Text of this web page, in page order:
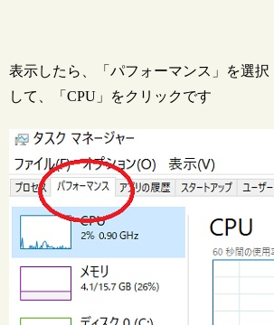
表示したら、「パフォーマンス」を選択
して、「CPU」をクリックです